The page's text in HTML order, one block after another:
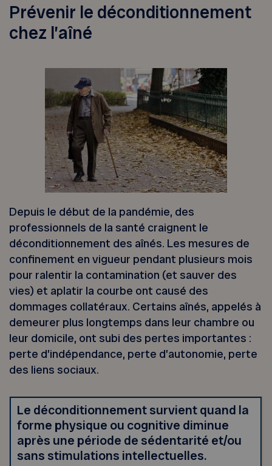
Prévenir le déconditionnement
chez l’aîné
Depuis le début de la pandémie, des
professionnels de la santé craignent le
déconditionnement des aînés. Les mesures de
confinement en vigueur pendant plusieurs mois
pour ralentir la contamination (et sauver des
vies) et aplatir la courbe ont causé des
dommages collatéraux. Certains aînés, appelés à
demeurer plus longtemps dans leur chambre ou
leur domicile, ont subi des pertes importantes :
perte d’indépendance, perte d’autonomie, perte
des liens sociaux.
Le déconditionnement survient quand la
forme physique ou cognitive diminue
après une période de sédentarité et/ou
sans stimulations intellectuelles.